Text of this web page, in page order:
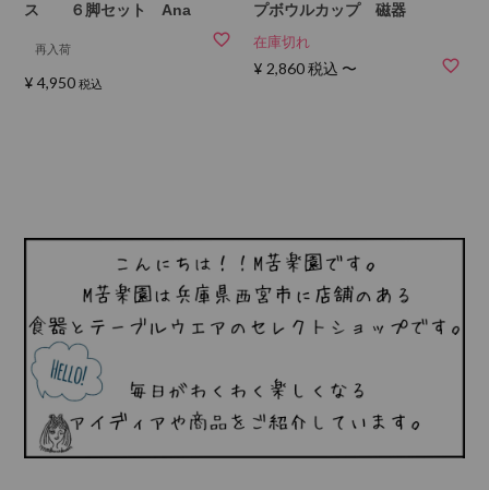
ス ６脚セット Ana
再入荷
¥ 4,950 税込
プボウルカップ 磁器
在庫切れ
¥ 2,860税込 〜